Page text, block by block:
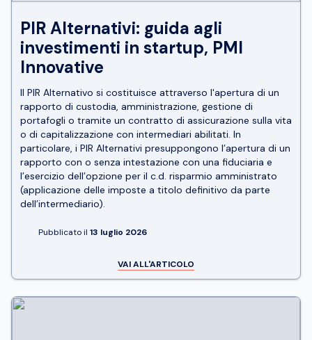
PIR Alternativi: guida agli
investimenti in startup, PMI
Innovative
Il PIR Alternativo si costituisce attraverso l'apertura di un
rapporto di custodia, amministrazione, gestione di
portafogli o tramite un contratto di assicurazione sulla vita
o di capitalizzazione con intermediari abilitati. In
particolare, i PIR Alternativi presuppongono l’apertura di un
rapporto con o senza intestazione con una fiduciaria e
l’esercizio dell’opzione per il c.d. risparmio amministrato
(applicazione delle imposte a titolo definitivo da parte
dell’intermediario).
Pubblicato il 13 luglio 2026
VAI ALL'ARTICOLO